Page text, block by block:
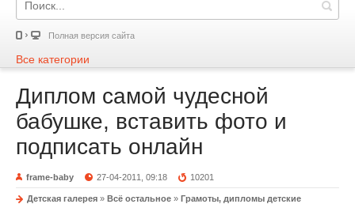
Полная версия сайта
Все категории
Диплом самой чудесной
бабушке, вставить фото и
подписать онлайн
frame-baby 27-04-2011, 09:18 10201
Детская галерея » Всё остальное » Грамоты, дипломы детские